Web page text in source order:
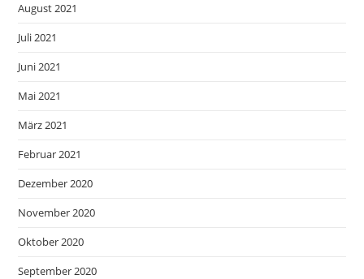
August 2021
Juli 2021
Juni 2021
Mai 2021
März 2021
Februar 2021
Dezember 2020
November 2020
Oktober 2020
September 2020